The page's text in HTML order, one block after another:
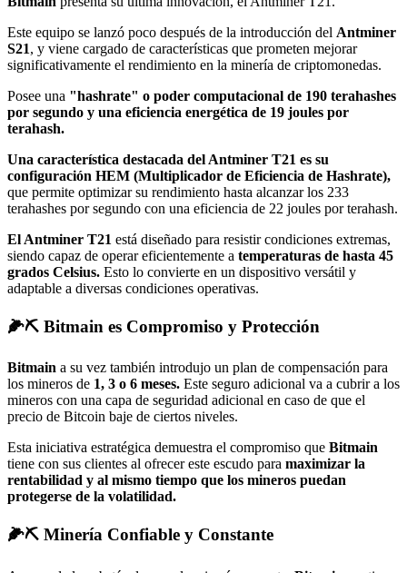
Este equipo se lanzó poco después de la introducción del Antminer
S21, y viene cargado de características que prometen mejorar
significativamente el rendimiento en la minería de criptomonedas.
Posee una "hashrate" o poder computacional de 190 terahashes
por segundo y una eficiencia energética de 19 joules por
terahash.
Una característica destacada del Antminer T21 es su
configuración HEM (Multiplicador de Eficiencia de Hashrate),
que permite optimizar su rendimiento hasta alcanzar los 233
terahashes por segundo con una eficiencia de 22 joules por terahash.
El Antminer T21 está diseñado para resistir condiciones extremas,
siendo capaz de operar eficientemente a temperaturas de hasta 45
grados Celsius. Esto lo convierte en un dispositivo versátil y
adaptable a diversas condiciones operativas.
🌽⛏ Bitmain es Compromiso y Protección
Bitmain a su vez también introdujo un plan de compensación para
los mineros de 1, 3 o 6 meses. Este seguro adicional va a cubrir a los
mineros con una capa de seguridad adicional en caso de que el
precio de Bitcoin baje de ciertos niveles.
Esta iniciativa estratégica demuestra el compromiso que Bitmain
tiene con sus clientes al ofrecer este escudo para maximizar la
rentabilidad y al mismo tiempo que los mineros puedan
protegerse de la volatilidad.
🌽⛏ Minería Confiable y Constante